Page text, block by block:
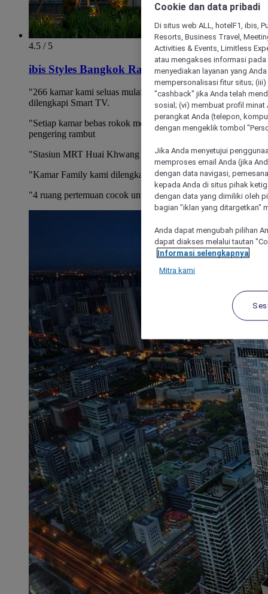
4.5 / 5
ibis Styles Bangkok Ratchada
"266 kamar kami seluas mulai 25 m² hingga 35 m²,
dilengkapi Smart TV.
"Setiap kamar bebas rokok memiliki minibar, brankas,
pengering rambut
"Stasiun MRT Huai Khwang berada tepat di depan hotel
"Kamar Family kami dilengkapi tempat tidur susun modern.
"4 ruang pertemuan cocok untuk acara perusahaan dan sosial.
Cookie dan data pribadi
Di situs web ALL, hotelF1, ibis,
Resorts, Business Travel,
Activities & Events, Limitless
atau mengakses informasi
menyediakan layanan yang
mempersonalisasi fitur situs;
"cashback" jika Anda telah
sosial; (vi) membuat profil
perangkat Anda (telepon,
dengan mengeklik tombol
Jika Anda menyetujui
memproses email Anda (jika
dengan data navigasi,
kepada Anda di situs pihak
dengan data yang dimiliki oleh
bagian "iklan yang ditargetkan"
Anda dapat mengubah pilihan
dapat diakses melalui tautan
Informasi selengkapnya
Mitra kami